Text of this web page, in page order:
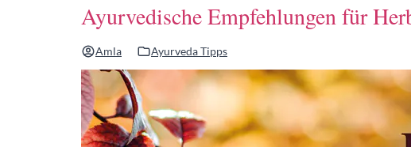
Ayurvedische Empfehlungen für
Amla Ayurveda Tipps